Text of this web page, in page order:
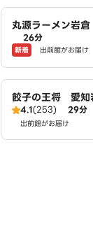
丸源ラーメン岩倉
26分
新着 出前館がお届け
餃子の王将 愛知
4.1(253) 29分
出前館がお届け